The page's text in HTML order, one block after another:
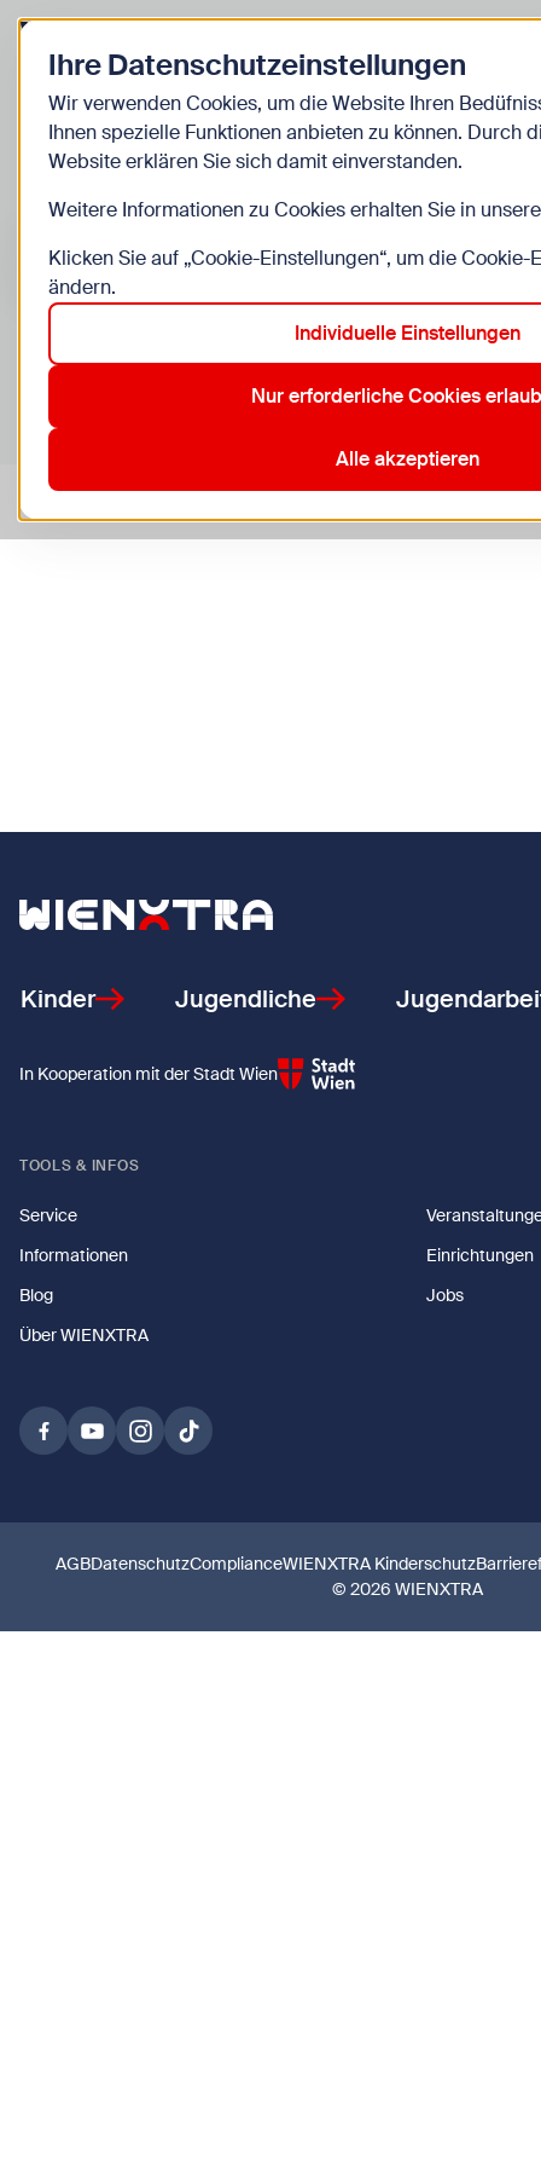
Zurück zur Startseite
Kinder
Veranstaltungen in Wien im Bereich “Kinder”
Aktive Filter:
10. Favoriten
Zurück zur Startseite
Kinder Jugendliche
In Kooperation mit der Stadt Wien
TOOLS & INFOS
Service
Informationen
Einrichtungen
Blog
Jobs
Über WIENXTRA
© 2026 WIENXTRA
AGBDatenschutzComplianceWIENXTRA Kinderschutz
Ihre Datenschutzeinstellungen
Wir verwenden Cookies, um die Website Ihren
Ihnen spezielle Funktionen anbieten zu können. Durch
Website erklären Sie sich damit einverstanden.
Weitere Informationen zu Cookies erhalten Sie in
Klicken Sie auf „Cookie-Einstellungen“, um die
ändern.
Individuelle Einstellungen
Nur erforderliche Cookies
Alle akzeptieren